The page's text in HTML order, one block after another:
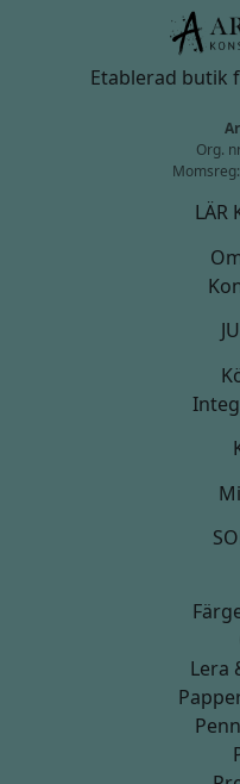
Etablerad butik
Org.
LÄR
Lera